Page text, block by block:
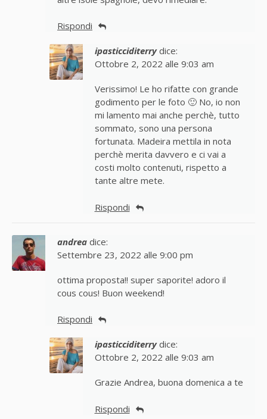
Rispondi
ipasticciditerry dice:
Ottobre 2, 2022 alle 9:03 am
Verissimo! Le ho rifatte con grande
godimento per le foto 🙂 No, io non
mi lamento mai anche perchè, tutto
sommato, sono una persona
fortunata. Madeira mettila in nota
perchè merita davvero e ci vai a
costi molto contenuti, rispetto a
tante altre mete.
Rispondi
andrea dice:
Settembre 23, 2022 alle 9:00 pm
ottima proposta!! super saporite! adoro il
cous cous! Buon weekend!
Rispondi
ipasticciditerry dice:
Ottobre 2, 2022 alle 9:03 am
Grazie Andrea, buona domenica a te
Rispondi